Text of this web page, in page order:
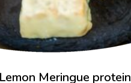
Meringue